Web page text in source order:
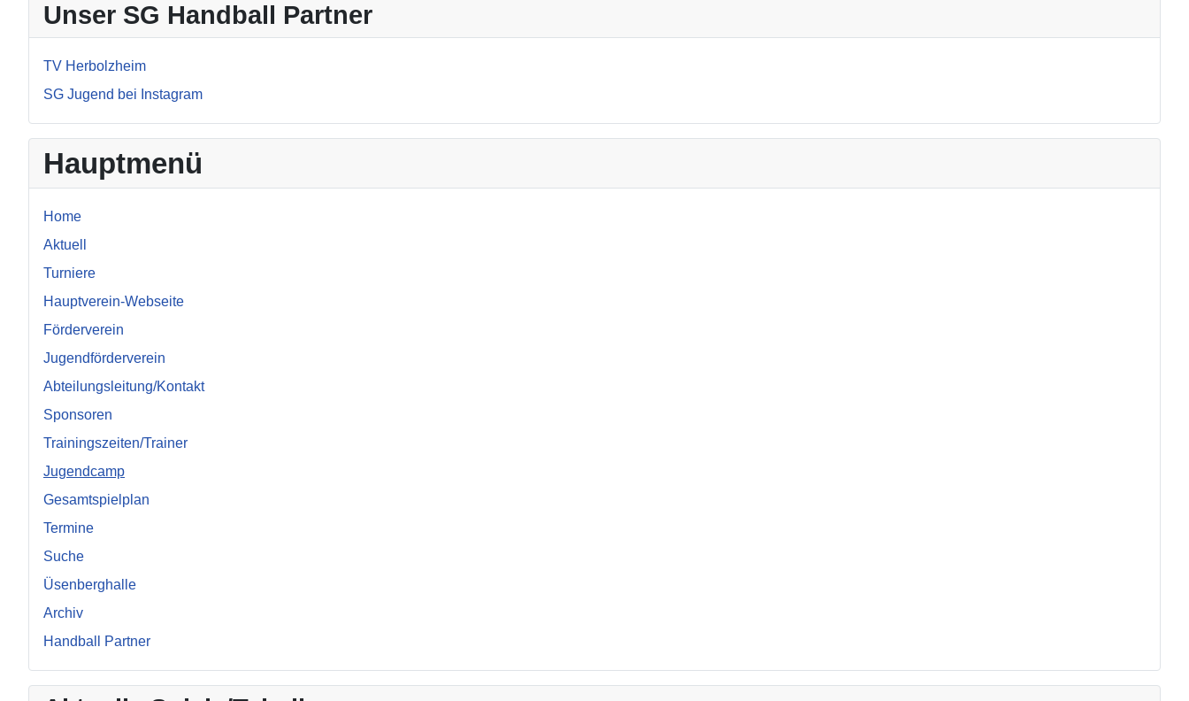
Unser SG Handball Partner
TV Herbolzheim
SG Jugend bei Instagram
Hauptmenü
Home
Aktuell
Turniere
Hauptverein-Webseite
Förderverein
Jugendförderverein
Abteilungsleitung/Kontakt
Sponsoren
Trainingszeiten/Trainer
Jugendcamp
Gesamtspielplan
Termine
Suche
Üsenberghalle
Archiv
Handball Partner